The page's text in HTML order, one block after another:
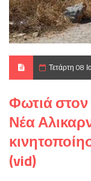
Τετάρτη 08
Φωτιά
Νέα
(vid)